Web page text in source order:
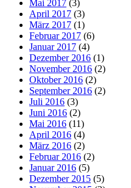
Mai 2017 (3)
April 2017 (3)
März 2017 (1)
Februar 2017 (6)
Januar 2017 (4)
Dezember 2016 (1)
November 2016 (2)
Oktober 2016 (2)
September 2016 (2)
Juli 2016 (3)
Juni 2016 (2)
Mai 2016 (11)
April 2016 (4)
März 2016 (2)
Februar 2016 (2)
Januar 2016 (5)
Dezember 2015 (5)